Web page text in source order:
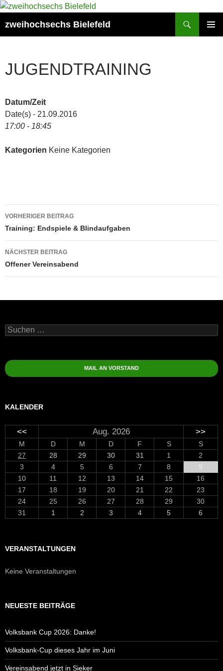
Zum
springen
zweihochsechs Bielefeld
JUGENDTRAINING
Datum/Zeit
Date(s) - 21.09.2016
17:00 - 18:45
Kategorien Keine Kategorien
Beitragsnavigation
VORHERIGER BEITRAG
Training: Endspiele & Blindaufgaben
NÄCHSTER BEITRAG
Offener Vereinsabend
Suchen
nach:
MAIL AN VORSTAND
KALENDER
<< Aug. 2026 >>
M D M D F S
S
27
28 29 30 31 1
2
3
4 5 6 7 8
9
10
11 12 13 14 15
16
17
18 19 20 21 22
23
24
25 26 27 28 29
30
31
1 2 3 4 5 6
VERANSTALTUNGEN
Keine Veranstaltungen
NEUESTE BEITRÄGE
Volksbank Cup 2026: Danke!
Volksbank-Cup dieses Jahr im Juni
Vereinsabend jetzt in Sieker